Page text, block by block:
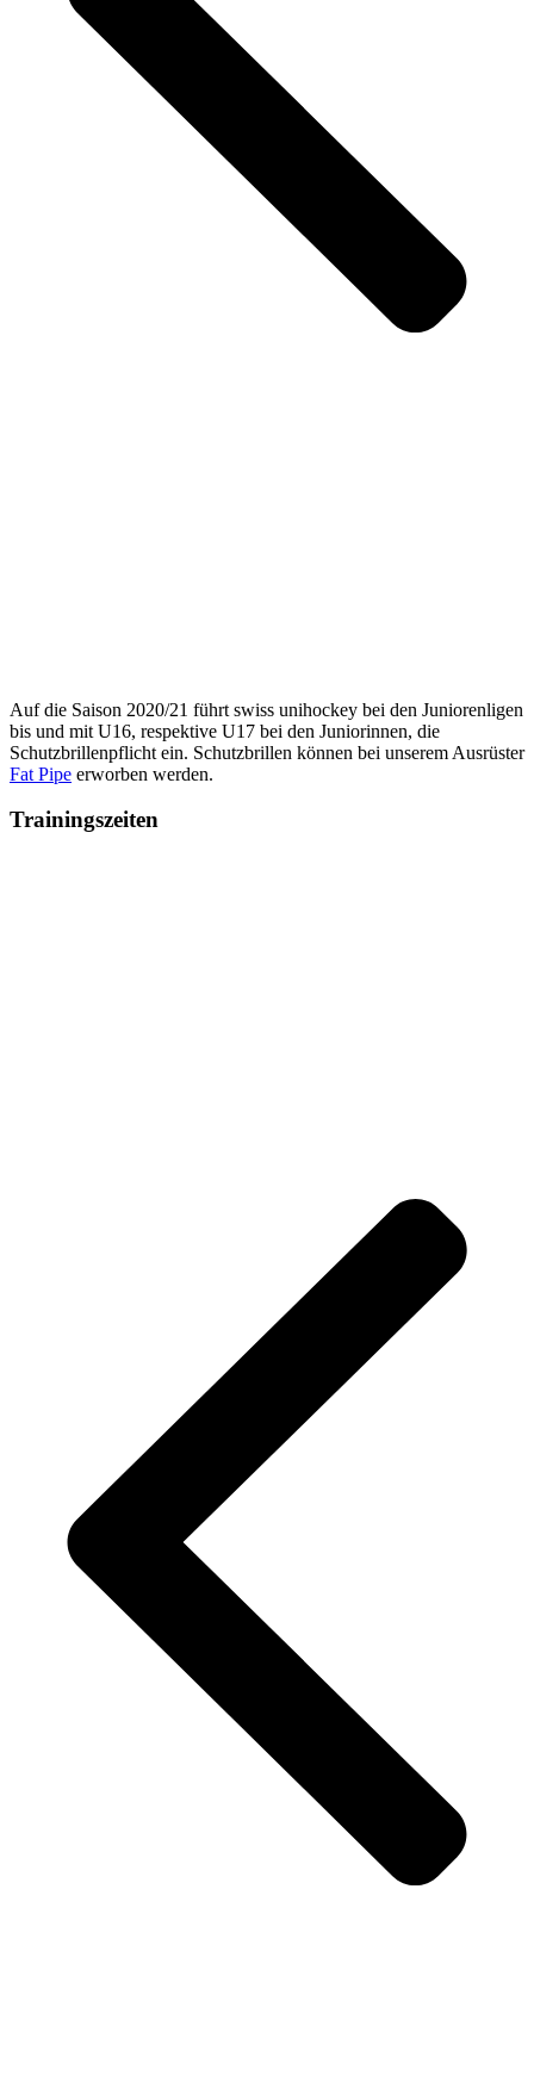
Auf die Saison 2020/21 führt swiss unihockey bei den Juniorenligen
bis und mit U16, respektive U17 bei den Juniorinnen, die
Schutzbrillenpflicht ein. Schutzbrillen können bei unserem Ausrüster
Fat Pipe erworben werden.
Trainingszeiten